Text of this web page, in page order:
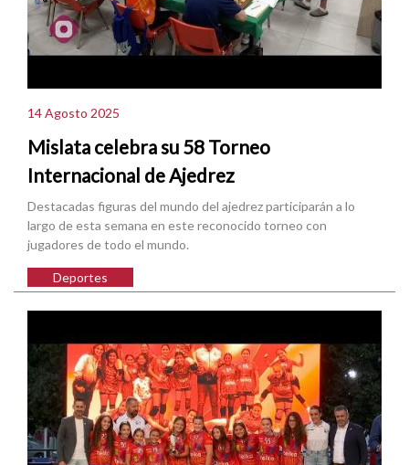
14 Agosto 2025
Mislata celebra su 58 Torneo
Internacional de Ajedrez
Destacadas figuras del mundo del ajedrez participarán a lo
largo de esta semana en este reconocido torneo con
jugadores de todo el mundo.
Deportes